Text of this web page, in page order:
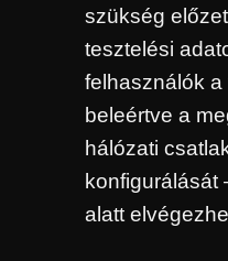
szükség
tesztelési
felhasználók
beleértve a
hálózati
konfigurálását
alatt